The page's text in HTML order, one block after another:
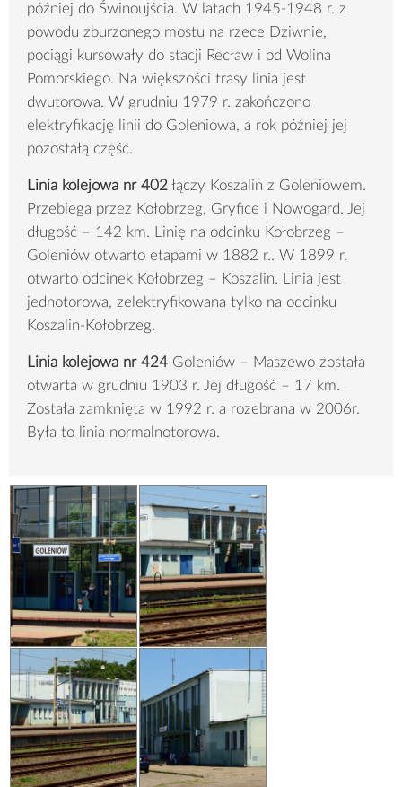
później do Świnoujścia. W latach 1945-1948 r. z
powodu zburzonego mostu na rzece Dziwnie,
pociągi kursowały do stacji Recław i od Wolina
Pomorskiego. Na większości trasy linia jest
dwutorowa. W grudniu 1979 r. zakończono
elektryfikację linii do Goleniowa, a rok później jej
pozostałą część.
Linia kolejowa nr 402 łączy Koszalin z Goleniowem.
Przebiega przez Kołobrzeg, Gryfice i Nowogard. Jej
długość – 142 km. Linię na odcinku Kołobrzeg –
Goleniów otwarto etapami w 1882 r.. W 1899 r.
otwarto odcinek Kołobrzeg – Koszalin. Linia jest
jednotorowa, zelektryfikowana tylko na odcinku
Koszalin-Kołobrzeg.
Linia kolejowa nr 424 Goleniów – Maszewo została
otwarta w grudniu 1903 r. Jej długość – 17 km.
Została zamknięta w 1992 r. a rozebrana w 2006r.
Była to linia normalnotorowa.